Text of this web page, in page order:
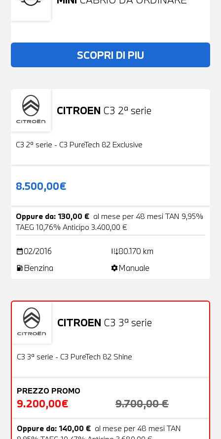
SCOPRI DI PIU
CITROEN C3 2ª serie
Usato
C3 2ª serie - C3 PureTech 82 Exclusive
8.500,00€
Oppure da: 130,00 € al mese per 48 mesi TAN 9,95%
TAEG 10,76% Anticipo 3.400,00 €
date_range02/2016 add_road80.170 km
local_gas_station Benzina settingsManuale
CITROEN C3 3ª serie
OFFERTA
Usato
C3 3ª serie - C3 PureTech 82 Shine
PREZZO PROMO
9.200,00€ 9.700,00 €
Oppure da: 140,00 € al mese per 48 mesi TAN